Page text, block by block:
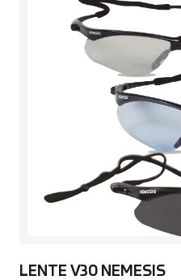
LENTE V30 NEMESIS